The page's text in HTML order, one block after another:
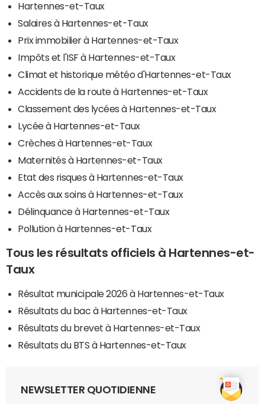
Hartennes-et-Taux
Salaires à Hartennes-et-Taux
Prix immobilier à Hartennes-et-Taux
Impôts et l'ISF à Hartennes-et-Taux
Climat et historique météo d'Hartennes-et-Taux
Accidents de la route à Hartennes-et-Taux
Classement des lycées à Hartennes-et-Taux
Lycée à Hartennes-et-Taux
Crèches à Hartennes-et-Taux
Maternités à Hartennes-et-Taux
Etat des risques à Hartennes-et-Taux
Accès aux soins à Hartennes-et-Taux
Délinquance à Hartennes-et-Taux
Pollution à Hartennes-et-Taux
Tous les résultats officiels à Hartennes-et-
Taux
Résultat municipale 2026 à Hartennes-et-Taux
Résultats du bac à Hartennes-et-Taux
Résultats du brevet à Hartennes-et-Taux
Résultats du BTS à Hartennes-et-Taux
NEWSLETTER QUOTIDIENNE